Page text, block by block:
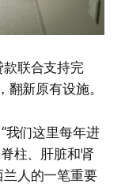
联合支持完
新原有设施。
我们这里每年进
柱、肝脏和肾
人的一笔重要